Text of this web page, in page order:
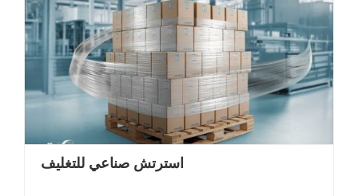
استرتش صناعي للتغليف